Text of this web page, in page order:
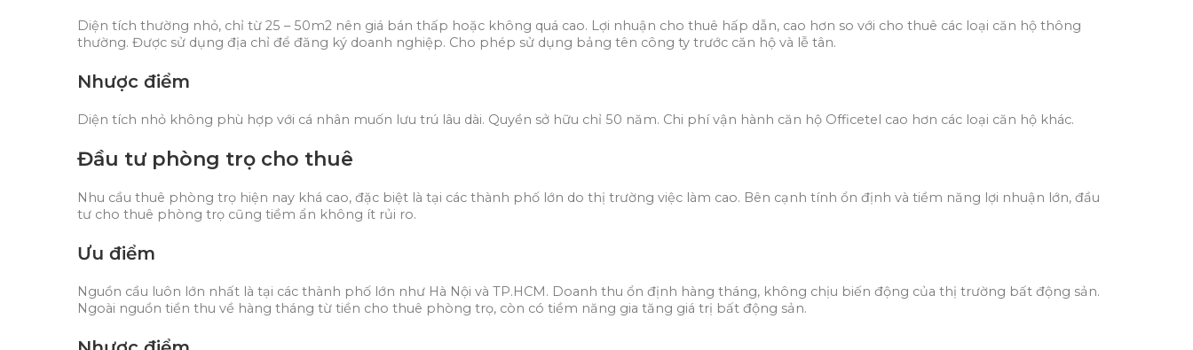
Diện tích thường nhỏ, chỉ từ 25 – 50m2 nên giá bán thấp hoặc không quá cao. Lợi nhuận cho thuê hấp dẫn, cao hơn so với cho thuê các loại căn hộ thông
thường. Được sử dụng địa chỉ để đăng ký doanh nghiệp. Cho phép sử dụng bảng tên công ty trước căn hộ và lễ tân.
Nhược điểm
Diện tích nhỏ không phù hợp với cá nhân muốn lưu trú lâu dài. Quyền sở hữu chỉ 50 năm. Chi phí vận hành căn hộ Officetel cao hơn các loại căn hộ khác.
Đầu tư phòng trọ cho thuê
Nhu cầu thuê phòng trọ hiện nay khá cao, đặc biệt là tại các thành phố lớn do thị trường việc làm cao. Bên cạnh tính ổn định và tiềm năng lợi nhuận lớn, đầu
tư cho thuê phòng trọ cũng tiềm ẩn không ít rủi ro.
Ưu điểm
Nguồn cầu luôn lớn nhất là tại các thành phố lớn như Hà Nội và TP.HCM. Doanh thu ổn định hàng tháng, không chịu biến động của thị trường bất động sản.
Ngoài nguồn tiền thu về hàng tháng từ tiền cho thuê phòng trọ, còn có tiềm năng gia tăng giá trị bất động sản.